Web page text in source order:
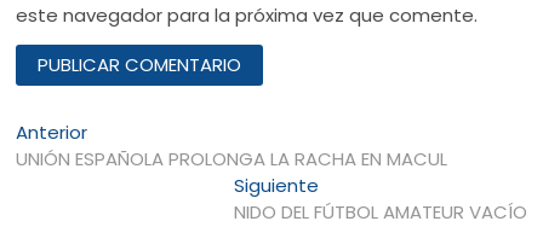
este navegador para la próxima vez que comente.
Navegación
de
AnteriorEntrada
anterior:
UNIÓN ESPAÑOLA PROLONGA LA RACHA EN MACUL
SiguienteEntrada
siguiente:
NIDO DEL FÚTBOL AMATEUR VACÍO